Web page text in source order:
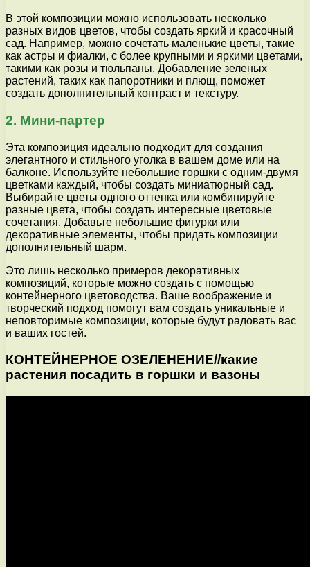
В этой композиции можно использовать несколько
разных видов цветов, чтобы создать яркий и красочный
сад. Например, можно сочетать маленькие цветы, такие
как астры и фиалки, с более крупными и яркими цветами,
такими как розы и тюльпаны. Добавление зеленых
растений, таких как папоротники и плющ, поможет
создать дополнительный контраст и текстуру.
2. Мини-партер
Эта композиция идеально подходит для создания
элегантного и стильного уголка в вашем доме или на
балконе. Используйте небольшие горшки с одним-двумя
цветками каждый, чтобы создать миниатюрный сад.
Выбирайте цветы одного оттенка или комбинируйте
разные цвета, чтобы создать интересные цветовые
сочетания. Добавьте небольшие фигурки или
декоративные элементы, чтобы придать композиции
дополнительный шарм.
Это лишь несколько примеров декоративных
композиций, которые можно создать с помощью
контейнерного цветоводства. Ваше воображение и
творческий подход помогут вам создать уникальные и
неповторимые композиции, которые будут радовать вас
и ваших гостей.
КОНТЕЙНЕРНОЕ ОЗЕЛЕНЕНИЕ//какие
растения посадить в горшки и вазоны